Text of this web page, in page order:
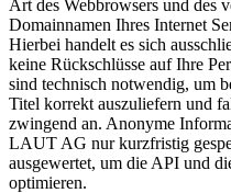
Art des Webbrowsers und des
Domainnamen Ihres Internet
Hierbei handelt es sich
keine Rückschlüsse auf Ihre
sind technisch notwendig, um
Titel korrekt auszuliefern und
zwingend an. Anonyme
LAUT AG nur kurzfristig
ausgewertet, um die API und
optimieren.